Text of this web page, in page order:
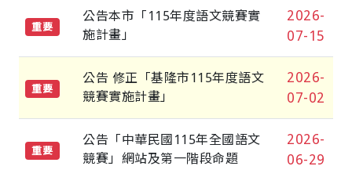
重要
公告本市「115年度語文競賽實
施計畫」
2026-
07-15
重要
公告 修正「基隆市115年度語文
競賽實施計畫」
2026-
07-02
重要
公告「中華民國115年全國語文
競賽」網站及第一階段命題
2026-
06-29